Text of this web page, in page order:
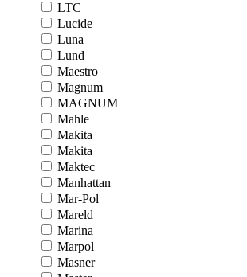
LTC
Lucide
Luna
Lund
Maestro
Magnum
MAGNUM
Mahle
Makita
Makita
Maktec
Manhattan
Mar-Pol
Mareld
Marina
Marpol
Masner